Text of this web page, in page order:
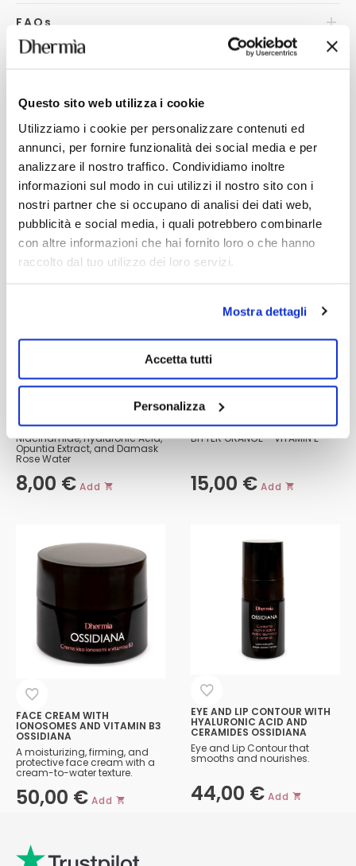
Questo sito web utilizza i cookie
Utilizziamo i cookie per personalizzare contenuti ed
annunci, per fornire funzionalità dei social media e per
analizzare il nostro traffico. Condividiamo inoltre
informazioni sul modo in cui utilizzi il nostro sito con i
nostri partner che si occupano di analisi dei dati web,
pubblicità e social media, i quali potrebbero combinarle
con altre informazioni che hai fornito loro o che hanno
raccolto dal tuo utilizzo dei loro servizi.
Mostra dettagli
Accetta tutti
Personalizza
FAQs
YOU MAY ALSO LIKE
Niacinamide, Hyaluronic Acid,
Opuntia Extract, and Damask
Rose Water
8,00 € Add
BIPHASIC MAKEUP REMOVER
BITTER ORANGE – VITAMIN E
15,00 € Add
FACE CREAM WITH
IONOSOMES AND VITAMIN B3
OSSIDIANA
A moisturizing, firming, and
protective face cream with a
cream-to-water texture.
50,00 € Add
EYE AND LIP CONTOUR WITH
HYALURONIC ACID AND
CERAMIDES OSSIDIANA
Eye and Lip Contour that
smooths and nourishes.
44,00 € Add